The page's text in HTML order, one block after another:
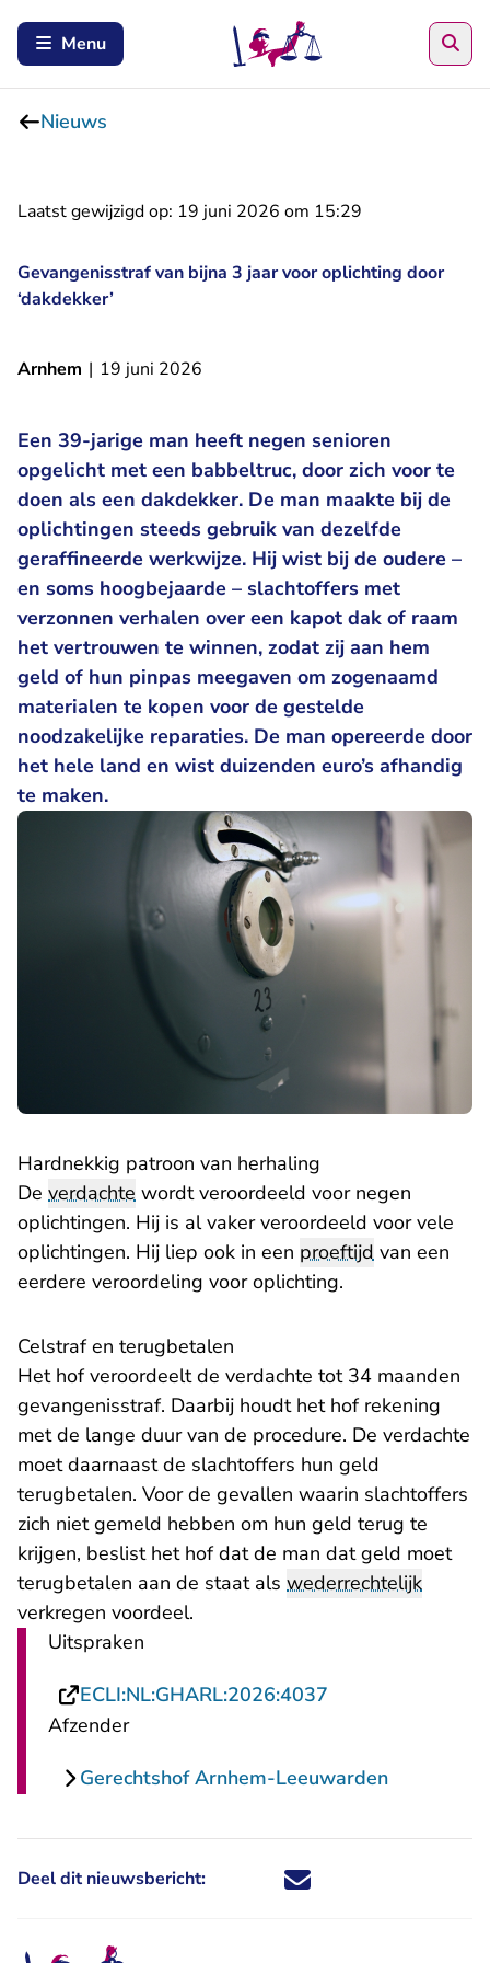
Menu
Nieuws
Laatst gewijzigd op: 19 juni 2026 om 15:29
Gevangenisstraf van bijna 3 jaar voor oplichting door
‘dakdekker’
Arnhem | 19 juni 2026
Een 39-jarige man heeft negen senioren
opgelicht met een babbeltruc, door zich voor te
doen als een dakdekker. De man maakte bij de
oplichtingen steeds gebruik van dezelfde
geraffineerde werkwijze. Hij wist bij de oudere –
en soms hoogbejaarde – slachtoffers met
verzonnen verhalen over een kapot dak of raam
het vertrouwen te winnen, zodat zij aan hem
geld of hun pinpas meegaven om zogenaamd
materialen te kopen voor de gestelde
noodzakelijke reparaties. De man opereerde door
het hele land en wist duizenden euro’s afhandig
te maken.
Hardnekkig patroon van herhaling
De verdachte wordt veroordeeld voor negen
oplichtingen. Hij is al vaker veroordeeld voor vele
oplichtingen. Hij liep ook in een proeftijd van een
eerdere veroordeling voor oplichting.
Celstraf en terugbetalen
Het hof veroordeelt de verdachte tot 34 maanden
gevangenisstraf. Daarbij houdt het hof rekening
met de lange duur van de procedure. De verdachte
moet daarnaast de slachtoffers hun geld
terugbetalen. Voor de gevallen waarin slachtoffers
zich niet gemeld hebben om hun geld terug te
krijgen, beslist het hof dat de man dat geld moet
terugbetalen aan de staat als wederrechtelijk
verkregen voordeel.
Uitspraken
ECLI:NL:GHARL:2026:4037
Afzender
Gerechtshof Arnhem-Leeuwarden
Deel dit nieuwsbericht: Deel dit nieuwsbericht via X -
Deel dit nieuwsbericht via
Deel dit nieuwsbericht
Deel dit